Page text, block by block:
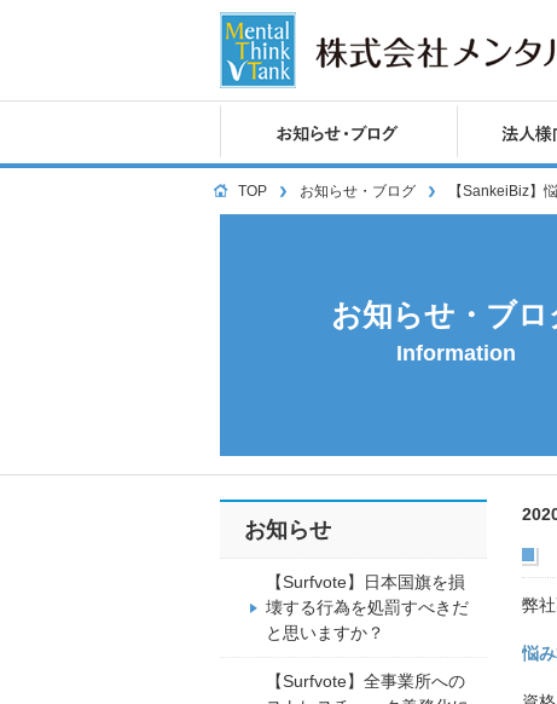
TOP お知らせ・ブログ 【SankeiBiz】
お知らせ・ブロ
Information
弊
悩
お知らせ
【Surfvote】日本国旗を損
壊する行為を処罰すべきだ
と思いますか？
【Surfvote】全事業所への